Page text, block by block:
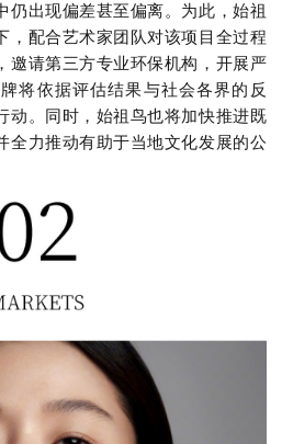
仍出现偏差甚至偏离。为此，始祖
，配合艺术家团队对该项目全过程
邀请第三方专业环保机构，开展严
将依据评估结果与社会各界的反
动。同时，始祖鸟也将加快推进既
全力推动有助于当地文化发展的公